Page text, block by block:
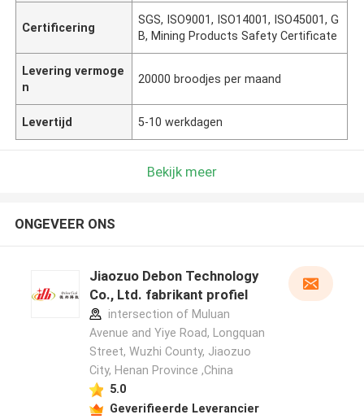
Certificering
SGS, ISO9001, ISO14001, ISO45001, G
B, Mining Products Safety Certificate
Levering vermoge
n
20000 broodjes per maand
Levertijd 5-10 werkdagen
Bekijk meer
ONGEVEER ONS
Jiaozuo Debon Technology
Co., Ltd. fabrikant profiel
intersection of Muluan
Avenue and Yiye Road, Longquan
Street, Wuzhi County, Jiaozuo
City, Henan Province ,China
5.0
Geverifieerde Leverancier